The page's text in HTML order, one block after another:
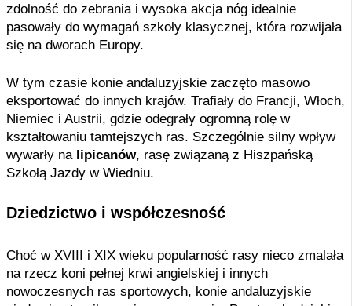
zdolność do zebrania i wysoka akcja nóg idealnie
pasowały do wymagań szkoły klasycznej, która rozwijała
się na dworach Europy.
W tym czasie konie andaluzyjskie zaczęto masowo
eksportować do innych krajów. Trafiały do Francji, Włoch,
Niemiec i Austrii, gdzie odegrały ogromną rolę w
kształtowaniu tamtejszych ras. Szczególnie silny wpływ
wywarły na lipicanów, rasę związaną z Hiszpańską
Szkołą Jazdy w Wiedniu.
Dziedzictwo i współczesność
Choć w XVIII i XIX wieku popularność rasy nieco zmalała
na rzecz koni pełnej krwi angielskiej i innych
nowoczesnych ras sportowych, konie andaluzyjskie